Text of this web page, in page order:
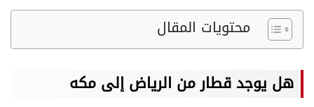
محتويات المقال
هل يوجد قطار من الرياض إلى مكه